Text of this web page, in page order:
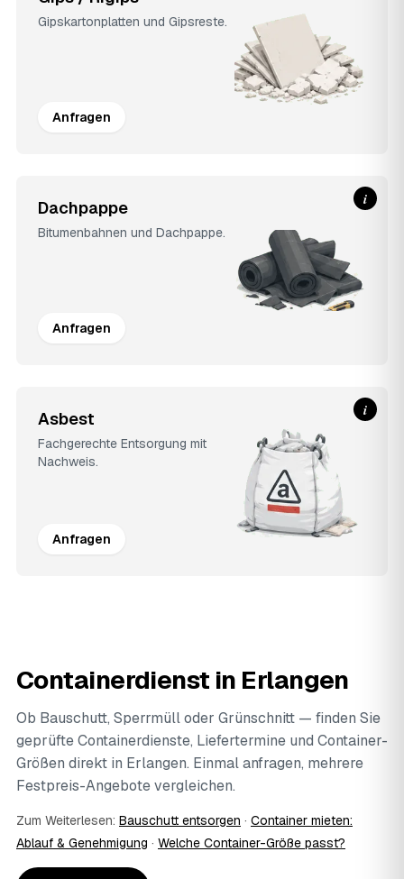
Gipskartonplatten und Gipsreste.
Anfragen
Dachpappe
Bitumenbahnen und Dachpappe.
Anfragen
i
Asbest
Fachgerechte Entsorgung mit
Nachweis.
Anfragen
i
Containerdienst in Erlangen
Ob Bauschutt, Sperrmüll oder Grünschnitt — finden Sie
geprüfte Containerdienste, Liefertermine und Container-
Größen direkt in Erlangen. Einmal anfragen, mehrere
Festpreis-Angebote vergleichen.
Zum Weiterlesen: Bauschutt entsorgen · Container mieten:
Ablauf & Genehmigung · Welche Container-Größe passt?